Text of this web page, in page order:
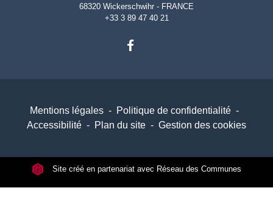
68320 Wickerschwihr - FRANCE
+33 3 89 47 40 21
Mentions légales - Politique de confidentialité -
Accessibilité - Plan du site - Gestion des cookies
Site créé en partenariat avec Réseau des Communes